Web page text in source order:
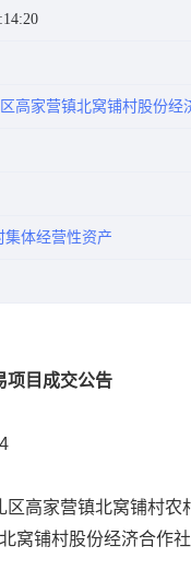
高家营镇北窝铺村股份经
集体经营性资产
项目成交公告
高家营镇北窝铺村农
窝铺村股份经济合作社